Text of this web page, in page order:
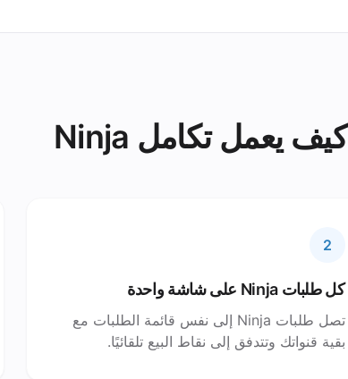
كيف يعمل تكامل Ninja
2
كل طلبات Ninja على شاشة واحدة
تصل طلبات Ninja إلى نفس قائمة الطلبات مع
بقية قنواتك وتتدفق إلى نقاط البيع تلقائيًا.